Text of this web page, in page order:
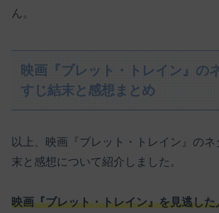
ん。
映画『ブレット・トレイン』の
すじ結末と感想まとめ
以上、映画『ブレット・トレイン』の
末と感想について紹介しました。
映画『ブレット・トレイン』を見逃し